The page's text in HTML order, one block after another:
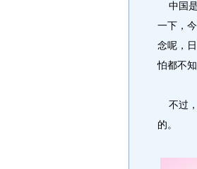
中国是
一下，
念呢，
怕都不
不过，
的。